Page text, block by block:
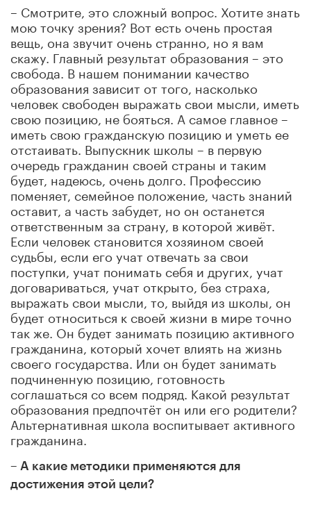
– Смотрите, это сложный вопрос. Хотите знать
мою точку зрения? Вот есть очень простая
вещь, она звучит очень странно, но я вам
скажу. Главный результат образования – это
свобода. В нашем понимании качество
образования зависит от того, насколько
человек свободен выражать свои мысли, иметь
свою позицию, не бояться. А самое главное –
иметь свою гражданскую позицию и уметь ее
отстаивать. Выпускник школы – в первую
очередь гражданин своей страны и таким
будет, надеюсь, очень долго. Профессию
поменяет, семейное положение, часть знаний
оставит, а часть забудет, но он останется
ответственным за страну, в которой живёт.
Если человек становится хозяином своей
судьбы, если его учат отвечать за свои
поступки, учат понимать себя и других, учат
договариваться, учат открыто, без страха,
выражать свои мысли, то, выйдя из школы, он
будет относиться к своей жизни в мире точно
так же. Он будет занимать позицию активного
гражданина, который хочет влиять на жизнь
своего государства. Или он будет занимать
подчиненную позицию, готовность
соглашаться со всем подряд. Какой результат
образования предпочтёт он или его родители?
Альтернативная школа воспитывает активного
гражданина.
– А какие методики применяются для
достижения этой цели?